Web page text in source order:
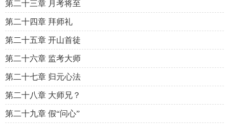
第二十三章 月考将至
第二十四章 拜师礼
第二十五章 开山首徒
第二十六章 监考大师
第二十七章 归元心法
第二十八章 大师兄？
第二十九章 假“问心”